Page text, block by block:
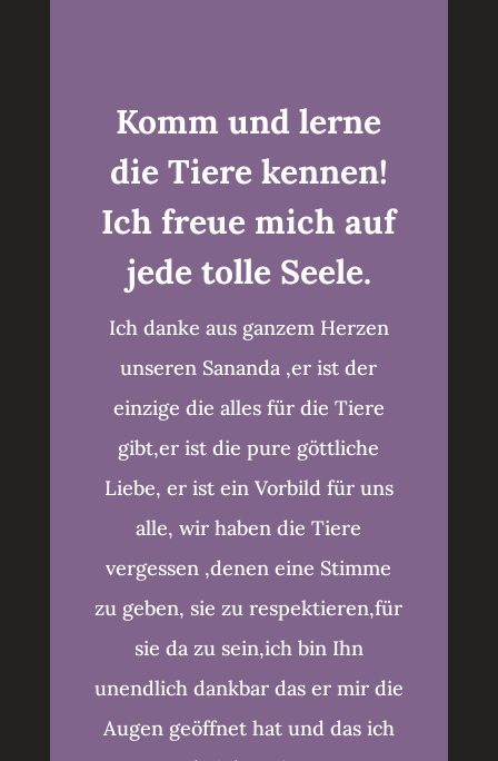
Komm und lerne
die Tiere kennen!
Ich freue mich auf
jede tolle Seele.
Ich danke aus ganzem Herzen
unseren Sananda ,er ist der
einzige die alles für die Tiere
gibt,er ist die pure göttliche
Liebe, er ist ein Vorbild für uns
alle, wir haben die Tiere
vergessen ,denen eine Stimme
zu geben, sie zu respektieren,für
sie da zu sein,ich bin Ihn
unendlich dankbar das er mir die
Augen geöffnet hat und das ich